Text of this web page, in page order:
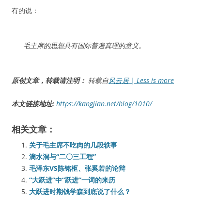
有的说：
毛主席的思想具有国际普遍真理的意义。
原创文章，转载请注明： 转载自风云居 | Less is more
本文链接地址: https://kangjian.net/blog/1010/
相关文章：
关于毛主席不吃肉的几段轶事
滴水洞与“二〇三工程”
毛泽东VS陈铭枢、张奚若的论辩
“大跃进”中“跃进”一词的来历
大跃进时期钱学森到底说了什么？